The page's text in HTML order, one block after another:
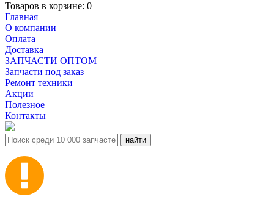
Товаров в корзине: 0
Главная
О компании
Оплата
Доставка
ЗАПЧАСТИ ОПТОМ
Запчасти под заказ
Ремонт техники
Акции
Полезное
Контакты